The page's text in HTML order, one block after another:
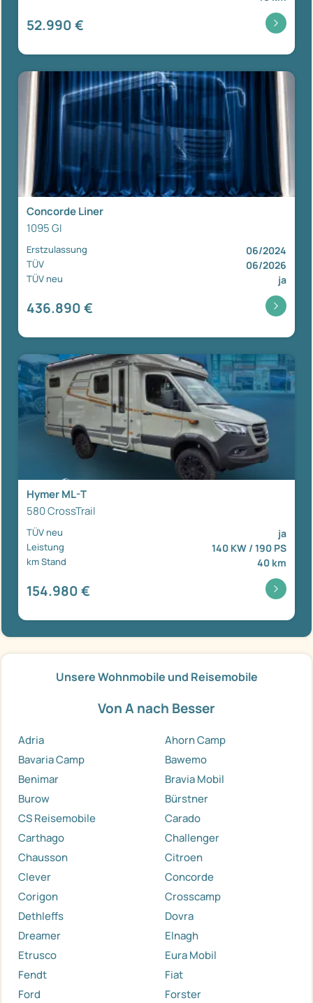
52.990 €
Concorde Liner
1095 GI
Erstzulassung 06/2024
TÜV 06/2026
TÜV neu ja
436.890 €
Hymer ML-T
580 CrossTrail
TÜV neu ja
Leistung 140 KW / 190 PS
km Stand 40 km
154.980 €
Unsere Wohnmobile und Reisemobile
Von A nach Besser
Adria
Ahorn Camp
Bavaria Camp
Bawemo
Benimar
Bravia Mobil
Burow
Bürstner
CS Reisemobile
Carado
Carthago
Challenger
Chausson
Citroen
Clever
Concorde
Corigon
Crosscamp
Dethleffs
Dovra
Dreamer
Elnagh
Etrusco
Eura Mobil
Fendt
Fiat
Ford
Forster